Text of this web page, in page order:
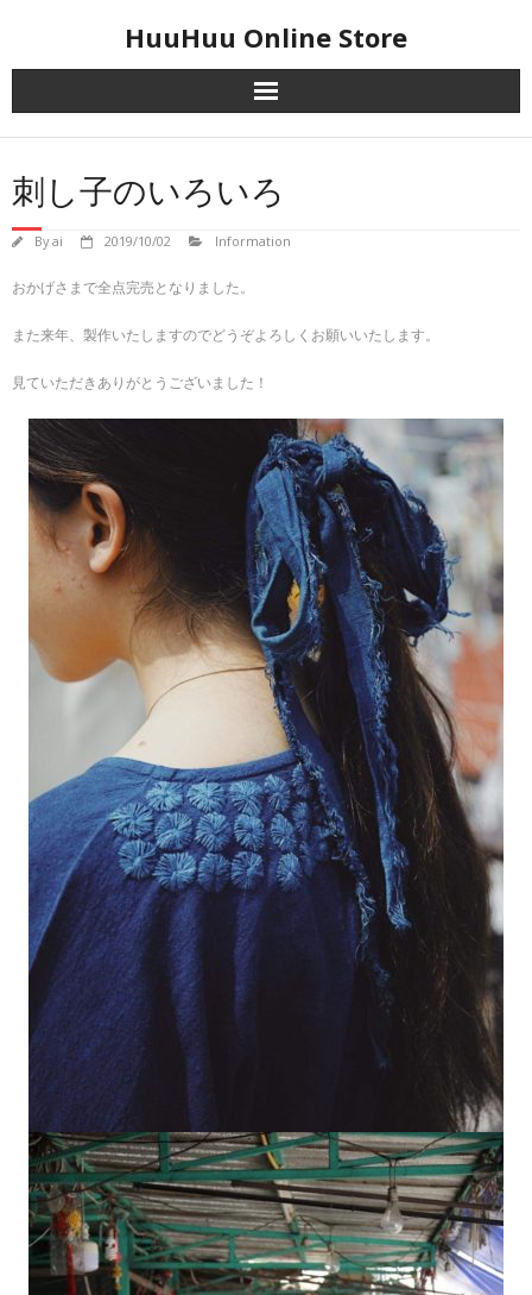
HuuHuu Online Store
刺し子のいろいろ
Byai 2019/10/02 Information
おかげさまで全点完売となりました。
また来年、製作いたしますのでどうぞよろしくお願いいたします。
見ていただきありがとうございました！